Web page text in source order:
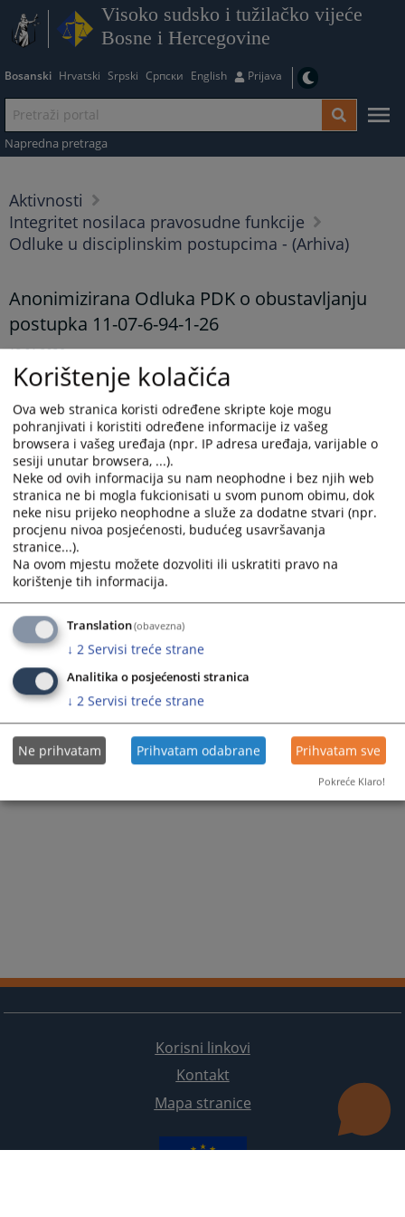
Visoko sudsko i tužilačko vijeće
Bosne i Hercegovine
Bosanski Hrvatski Srpski Српски English Prijava
Napredna pretraga
Aktivnosti
Integritet nosilaca pravosudne funkcije
Odluke u disciplinskim postupcima - (Arhiva)
Anonimizirana Odluka PDK o obustavljanju
postupka 11-07-6-94-1-26
12.01.2026.
Anonimizirana Odluka PDK o obustavljanju postupka 11-07-6-
94-1-26
Prikazana vijest je na: Bosanski jezik
Prateći dokumenti
Anonimizirana Odluka PDK o obustavljanju postupka
11-07-6-94-1-26
150PREGLEDA
Korisni linkovi
Kontakt
Mapa stranice
Korištenje kolačića
Ova web stranica koristi određene skripte koje mogu
pohranjivati i koristiti određene informacije iz vašeg
browsera i vašeg uređaja (npr. IP adresa uređaja, varijable o
sesiji unutar browsera, ...).
Neke od ovih informacija su nam neophodne i bez njih web
stranica ne bi mogla fukcionisati u svom punom obimu, dok
neke nisu prijeko neophodne a služe za dodatne stvari (npr.
procjenu nivoa posjećenosti, budućeg usavršavanja
stranice...).
Na ovom mjestu možete dozvoliti ili uskratiti pravo na
korištenje tih informacija.
Translation(obavezna)
↓ 2 Servisi treće strane
Analitika o posjećenosti stranica
↓ 2 Servisi treće strane
Ne prihvatam Prihvatam odabrane Prihvatam sve
Pokreće Klaro!